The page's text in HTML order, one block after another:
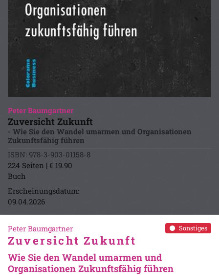
Peter Baumgartner
Zuversicht Zukunft
- Wie Sie den Wandel umarmen und Organisationen
Zukunftsfähig führen
ISBN: 978-3-903-01158-8
224 Seiten | € 19.90
Buch
Erscheinungsdatum:
09.04.2026
Sonstiges
Peter Baumgartner
Zuversicht Zukunft
Wie Sie den Wandel umarmen und
Organisationen Zukunftsfähig führen